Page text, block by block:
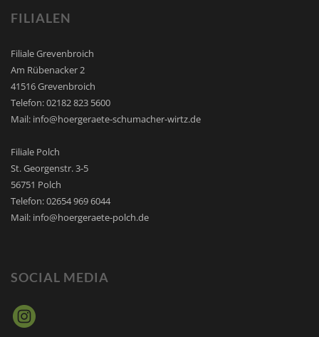
FILIALEN
Filiale Grevenbroich
Am Rübenacker 2
41516 Grevenbroich
Telefon: 02182 823 5600
Mail: info@hoergeraete-schumacher-wirtz.de
Filiale Polch
St. Georgenstr. 3-5
56751 Polch
Telefon: 02654 969 6044
Mail: info@hoergeraete-polch.de
SOCIAL MEDIA